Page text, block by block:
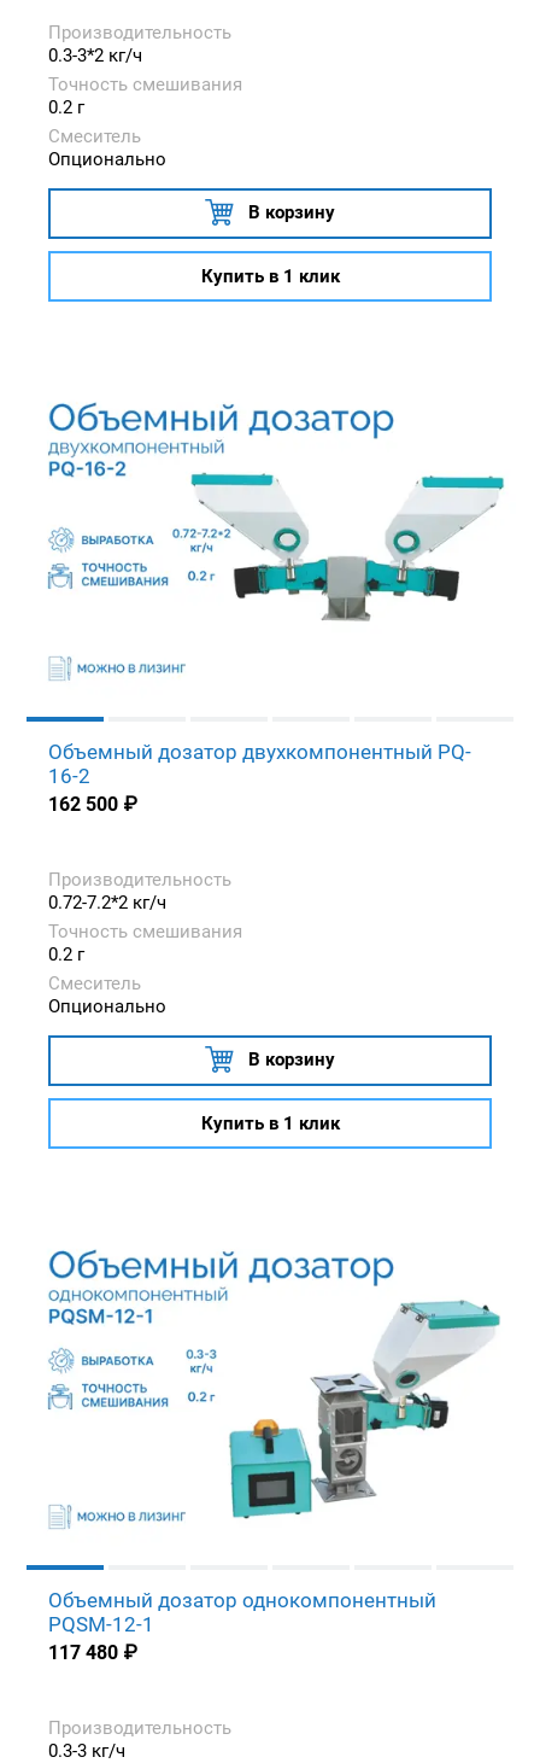
Производительность
0.3-3*2 кг/ч
Точность смешивания
0.2 г
Смеситель
Опционально
В корзину
Купить в 1 клик
Объемный дозатор двухкомпонентный PQ-
16-2
162 500 ₽
Производительность
0.72-7.2*2 кг/ч
Точность смешивания
0.2 г
Смеситель
Опционально
В корзину
Купить в 1 клик
Объемный дозатор однокомпонентный
PQSM-12-1
117 480 ₽
Производительность
0.3-3 кг/ч